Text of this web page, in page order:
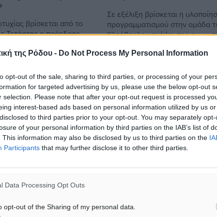
της Ρόδου - Do Not Process My Personal Information
opt-out of the sale, sharing to third parties, or processing of your
for targeted advertising by us, please use the below opt-out
selection. Please note that after your opt-out request is processed
interest-based ads based on personal information utilized by us
to third parties prior to your opt-out. You may separately
of your personal information by third parties on the IAB’s list of
This information may also be disclosed by us to third parties on the
Participants that may further disclose it to other third parties.
Data Processing Opt Outs
opt-out of the Sharing of my personal data.
βρίσκεται από το
Τετάρτης ο πρόεδρος
έπειτα από την άνοδο του
Σε εξέλιξη βρίσκεται η
προγραμματισμού στην ομάδα
Κλεόβουλου ενόψει της
συμμετοχή του συλλόγου στο νέο
16.05.19, 17:26